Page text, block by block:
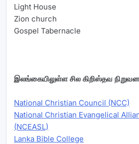
Light House
Zion church
Gospel Tabernacle
இலங்கையிலுள்ள சில கிறிஸ்தவ
National Christian Council (NCC)
National Christian Evangelical
(NCEASL)
Lanka Bible College